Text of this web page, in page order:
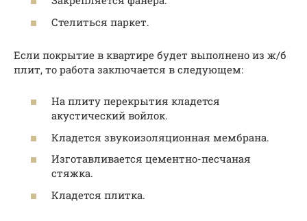
Стелиться паркет.
Если покрытие в квартире будет выполнено из ж/б
плит, то работа заключается в следующем:
На плиту перекрытия кладется
акустический войлок.
Кладется звукоизоляционная мембрана.
Изготавливается цементно-песчаная
стяжка.
Кладется плитка.